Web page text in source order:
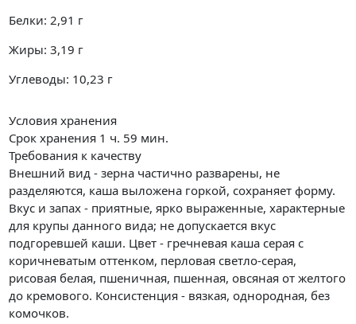
Белки: 2,91 г
Жиры: 3,19 г
Углеводы: 10,23 г
Условия хранения
Срок хранения 1 ч. 59 мин.
Требования к качеству
Внешний вид - зерна частично разварены, не
разделяются, каша выложена горкой, сохраняет форму.
Вкус и запах - приятные, ярко выраженные, характерные
для крупы данного вида; не допускается вкус
подгоревшей каши. Цвет - гречневая каша серая с
коричневатым оттенком, перловая светло-серая,
рисовая белая, пшеничная, пшенная, овсяная от желтого
до кремового. Консистенция - вязкая, однородная, без
комочков.